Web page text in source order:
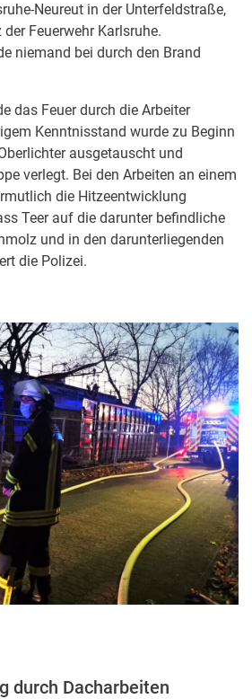
Neureut in der Unterfeldstraße,
Feuerwehr Karlsruhe.
niemand bei durch den Brand
das Feuer durch die Arbeiter
Kenntnisstand wurde zu Beginn
ausgetauscht und
verlegt. Bei den Arbeiten an einem
die Hitzeentwicklung
Teer auf die darunter befindliche
und in den darunterliegenden
die Polizei.
durch Dacharbeiten